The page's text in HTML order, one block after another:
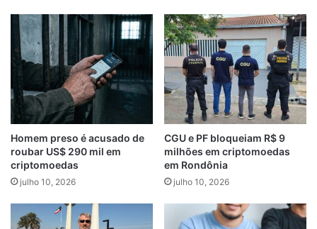
Homem preso é acusado de
roubar US$ 290 mil em
criptomoedas
julho 10, 2026
CGU e PF bloqueiam R$ 9
milhões em criptomoedas
em Rondônia
julho 10, 2026